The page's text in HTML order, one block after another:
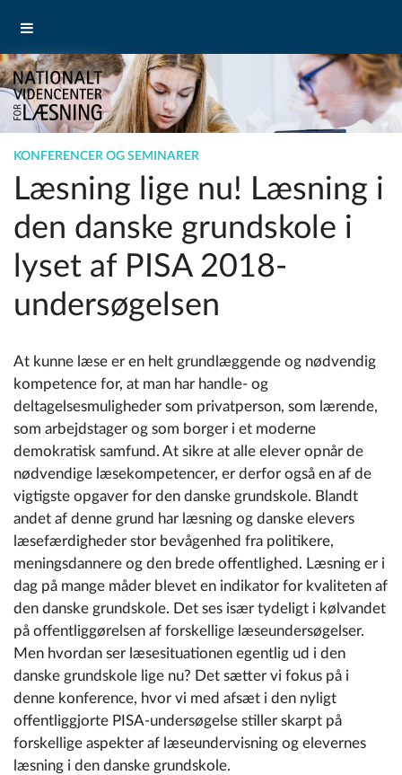
KONFERENCER OG SEMINARER
Læsning lige nu! Læsning i
den danske grundskole i
lyset af PISA 2018-
undersøgelsen
At kunne læse er en helt grundlæggende og nødvendig
kompetence for, at man har handle- og
deltagelsesmuligheder som privatperson, som lærende,
som arbejdstager og som borger i et moderne
demokratisk samfund. At sikre at alle elever opnår de
nødvendige læsekompetencer, er derfor også en af de
vigtigste opgaver for den danske grundskole. Blandt
andet af denne grund har læsning og danske elevers
læsefærdigheder stor bevågenhed fra politikere,
meningsdannere og den brede offentlighed. Læsning er i
dag på mange måder blevet en indikator for kvaliteten af
den danske grundskole. Det ses især tydeligt i kølvandet
på offentliggørelsen af forskellige læseundersøgelser.
Men hvordan ser læsesituationen egentlig ud i den
danske grundskole lige nu? Det sætter vi fokus på i
denne konference, hvor vi med afsæt i den nyligt
offentliggjorte PISA-undersøgelse stiller skarpt på
forskellige aspekter af læseundervisning og elevernes
læsning i den danske grundskole.